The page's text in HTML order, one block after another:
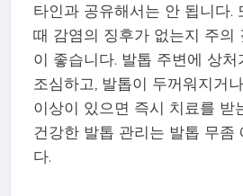
타인과 공유해서는 안 됩니다.
때 감염의 징후가 없는지 주의
이 좋습니다. 발톱 주변에 상
조심하고, 발톱이 두꺼워지거
이상이 있으면 즉시 치료를 받
건강한 발톱 관리는 발톱 무좀
다.